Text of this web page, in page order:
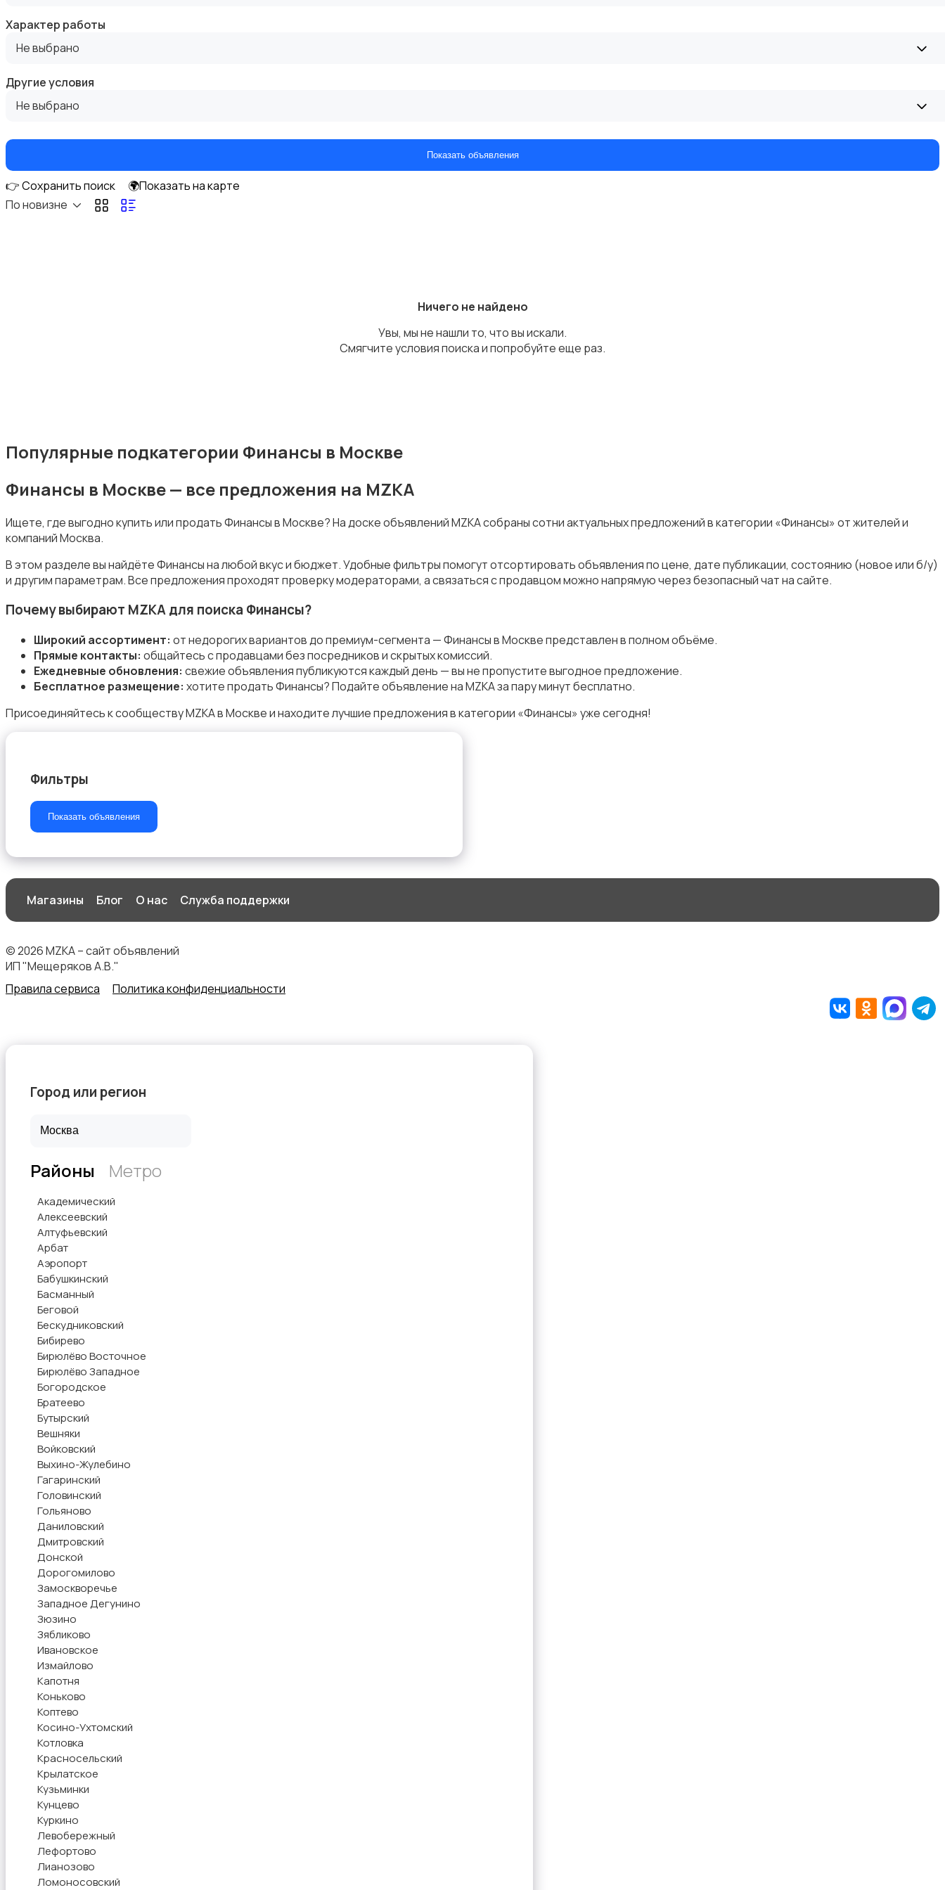
Госслужба
Добыча сырья, энергетика
Информационные технологии
Искусство и развлечения
Магазины
Маркетинг и реклама
Медицина
Начало карьеры
Образование и наука
Офисный персонал
Перевозки, склад, закупки
Продажи
Производство
Рестораны и общепит
Сельское хозяйство
Спорт и красота
Характер работы
Не выбрано
Другие условия
Не выбрано
Показать объявления
👉 Сохранить поиск
🌍Показать на карте
По новизне
Ничего не найдено
Увы, мы не нашли то, что вы искали.
Смягчите условия поиска и попробуйте еще раз.
Популярные подкатегории Финансы в Москве
Финансы в Москве — все предложения на MZKA
Ищете, где выгодно купить или продать Финансы в Москве? На доске объявлений MZKA собраны сотни актуальных предложений в категории «Финансы» от жителей и
компаний Москва.
В этом разделе вы найдёте Финансы на любой вкус и бюджет. Удобные фильтры помогут отсортировать объявления по цене, дате публикации, состоянию (новое или б/у)
и другим параметрам. Все предложения проходят проверку модераторами, а связаться с продавцом можно напрямую через безопасный чат на сайте.
Почему выбирают MZKA для поиска Финансы?
Широкий ассортимент: от недорогих вариантов до премиум-сегмента — Финансы в Москве представлен в полном объёме.
Прямые контакты: общайтесь с продавцами без посредников и скрытых комиссий.
Ежедневные обновления: свежие объявления публикуются каждый день — вы не пропустите выгодное предложение.
Бесплатное размещение: хотите продать Финансы? Подайте объявление на MZKA за пару минут бесплатно.
Присоединяйтесь к сообществу MZKA в Москве и находите лучшие предложения в категории «Финансы» уже сегодня!
Фильтры
Показать объявления
Магазины Блог О нас Служба поддержки
© 2026 MZKA – сайт объявлений
ИП "Мещеряков А.В."
Правила сервиса
Политика конфиденциальности
Город или регион
Районы Метро
Академический
Алексеевский
Алтуфьевский
Арбат
Аэропорт
Бабушкинский
Басманный
Беговой
Бескудниковский
Бибирево
Бирюлёво Восточное
Бирюлёво Западное
Богородское
Братеево
Бутырский
Вешняки
Войковский
Выхино-Жулебино
Гагаринский
Головинский
Гольяново
Даниловский
Дмитровский
Донской
Дорогомилово
Замоскворечье
Западное Дегунино
Зюзино
Зябликово
Ивановское
Измайлово
Капотня
Коньково
Коптево
Косино-Ухтомский
Котловка
Красносельский
Крылатское
Кузьминки
Кунцево
Куркино
Левобережный
Лефортово
Лианозово
Ломоносовский